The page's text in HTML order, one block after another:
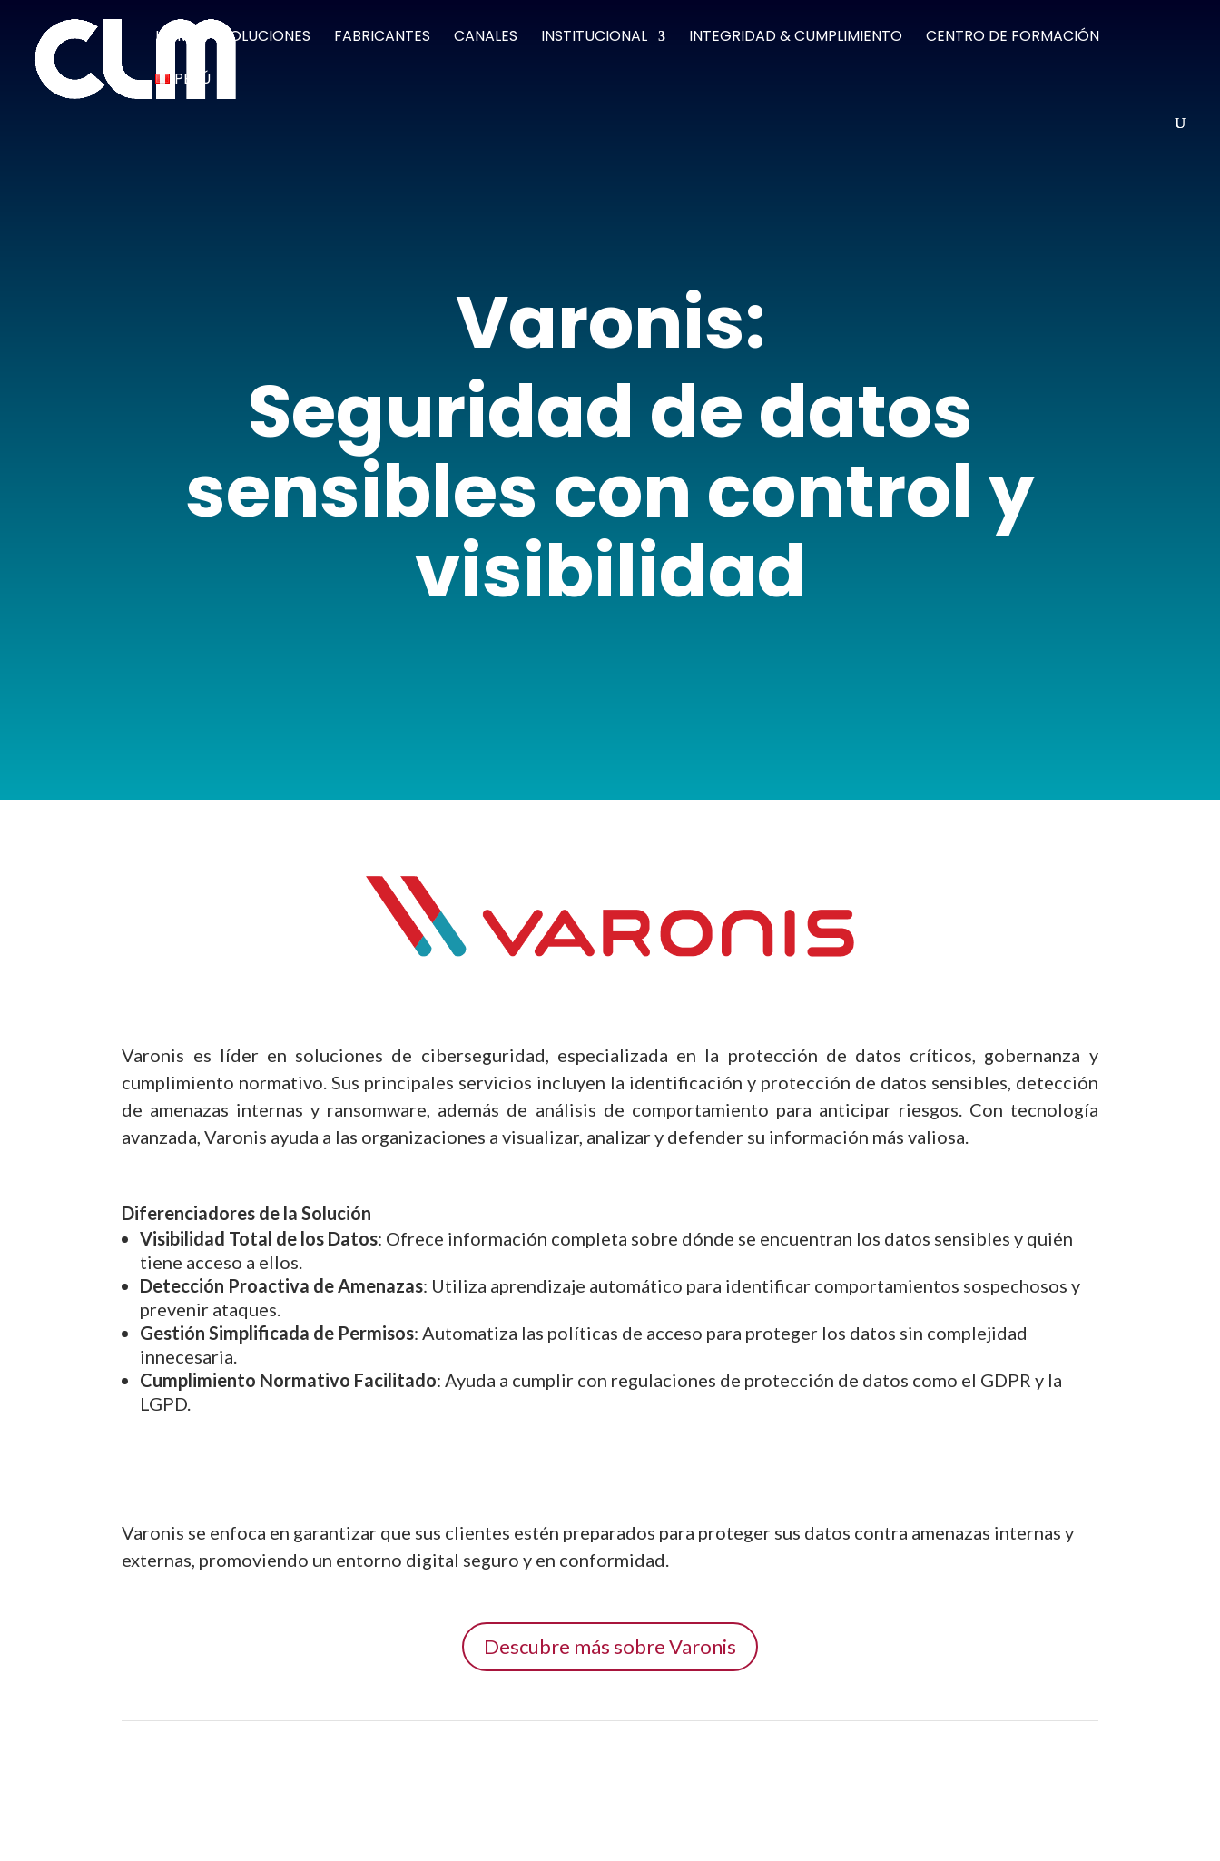
HOME SOLUCIONES FABRICANTES CANALES INSTITUCIONAL INTEGRIDAD & CUMPLIMIENTO CENTRO DE FORMACIÓN
PERÚ
Varonis:
Seguridad de datos
sensibles con control y
visibilidad
Varonis es líder en soluciones de ciberseguridad, especializada en la protección de datos críticos, gobernanza y
cumplimiento normativo. Sus principales servicios incluyen la identificación y protección de datos sensibles, detección
de amenazas internas y ransomware, además de análisis de comportamiento para anticipar riesgos. Con tecnología
avanzada, Varonis ayuda a las organizaciones a visualizar, analizar y defender su información más valiosa.
Diferenciadores de la Solución
Visibilidad Total de los Datos: Ofrece información completa sobre dónde se encuentran los datos sensibles y quién
tiene acceso a ellos.
Detección Proactiva de Amenazas: Utiliza aprendizaje automático para identificar comportamientos sospechosos y
prevenir ataques.
Gestión Simplificada de Permisos: Automatiza las políticas de acceso para proteger los datos sin complejidad
innecesaria.
Cumplimiento Normativo Facilitado: Ayuda a cumplir con regulaciones de protección de datos como el GDPR y la
LGPD.
Varonis se enfoca en garantizar que sus clientes estén preparados para proteger sus datos contra amenazas internas y
externas, promoviendo un entorno digital seguro y en conformidad.
Descubre más sobre Varonis